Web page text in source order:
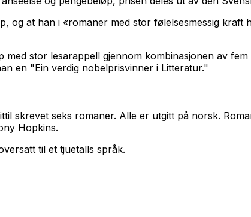
og at han i «romaner med stor følelsesmessig kraft
stor lesarappell gjennom kombinasjonen av fem
en "Ein verdig nobelprisvinner i Litteratur."
skrevet seks romaner. Alle er utgitt på norsk.
Hopkins.
til et tjuetalls språk.